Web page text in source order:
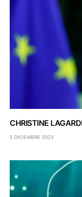
CHRISTINE
5 DICIEMBRE 2023